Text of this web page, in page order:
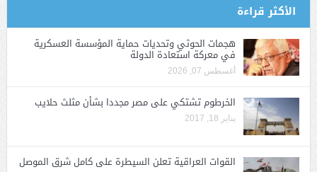
الأكثر قراءة
هجمات الحوثي وتحديات حماية المؤسسة العسكرية
في معركة استعادة الدولة
أغسطس 07, 2026
الخرطوم تشتكي على مصر مجددا بشأن مثلث حلايب
يناير 18, 2017
القوات العراقية تعلن السيطرة على كامل شرق الموصل